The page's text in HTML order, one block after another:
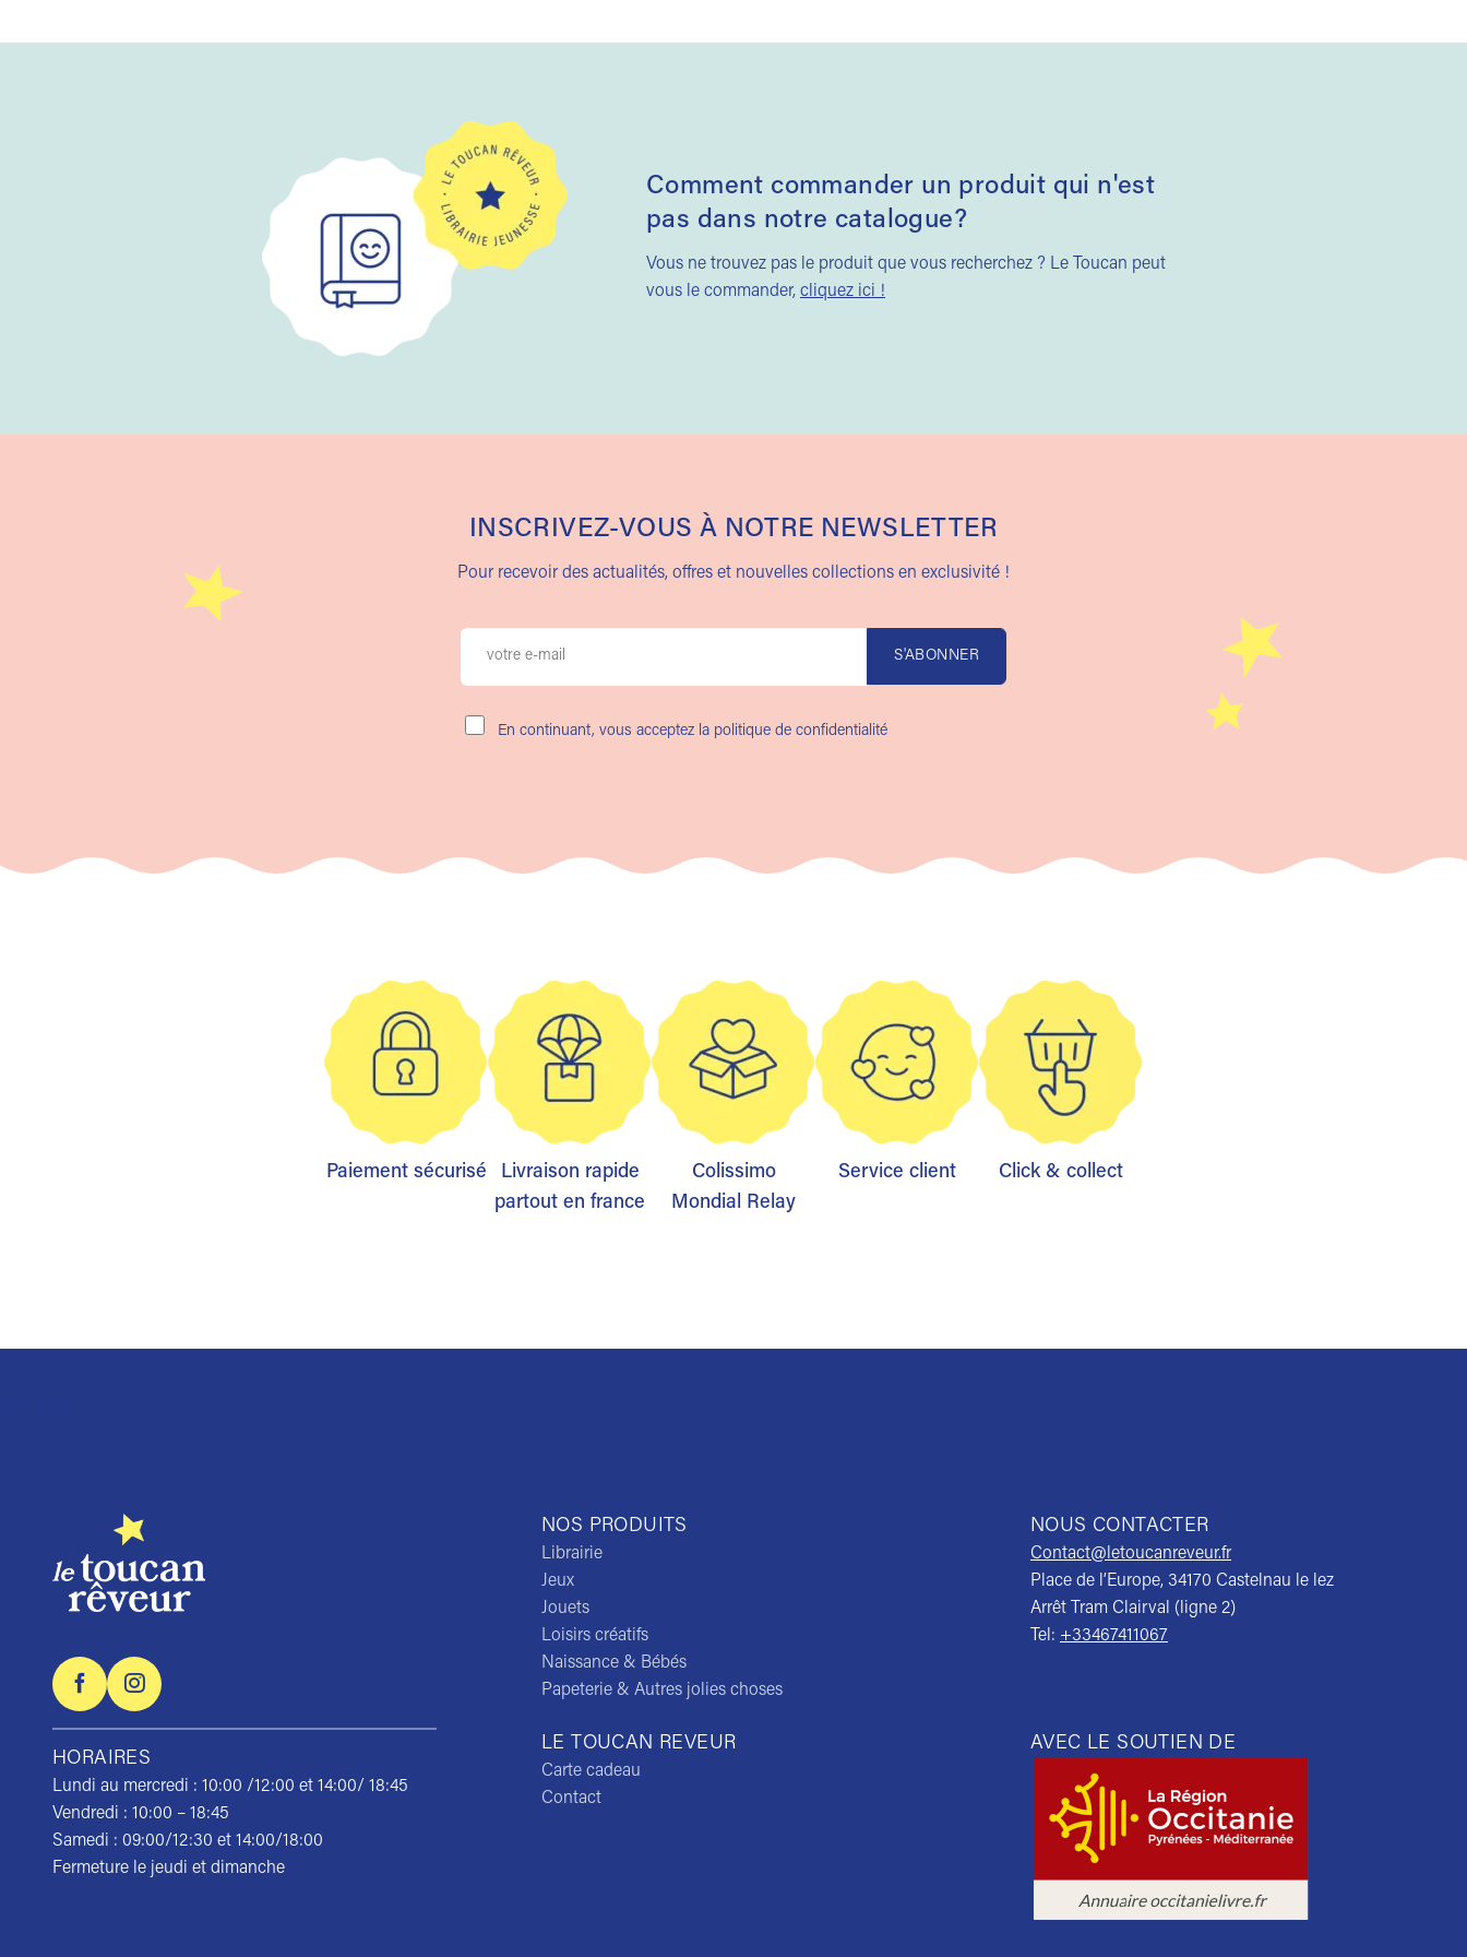
Comment commander un produit qui n'est
pas dans notre catalogue?
Vous ne trouvez pas le produit que vous recherchez ? Le Toucan peut
vous le commander, cliquez ici !
INSCRIVEZ-VOUS À NOTRE NEWSLETTER
Pour recevoir des actualités, offres et nouvelles collections en exclusivité !
En continuant, vous acceptez la politique de confidentialité
Paiement sécurisé
Livraison rapide
partout en france
Colissimo
Mondial Relay
Service client Click & collect
NOS PRODUITS
Librairie
Jeux
Jouets
Loisirs créatifs
Naissance & Bébés
Papeterie & Autres jolies choses
NOUS CONTACTER
Contact@letoucanreveur.fr
Place de l’Europe, 34170 Castelnau le lez
Arrêt Tram Clairval (ligne 2)
Tel: +33467411067
HORAIRES
Lundi au mercredi : 10:00 /12:00 et 14:00/ 18:45
Vendredi : 10:00 – 18:45
Samedi : 09:00/12:30 et 14:00/18:00
Fermeture le jeudi et dimanche
LE TOUCAN REVEUR
Carte cadeau
Contact
AVEC LE SOUTIEN DE